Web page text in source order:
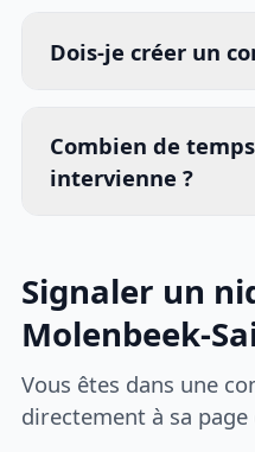
Dois-je créer un
Combien de
intervienne ?
Signaler un
Molenbeek-
Vous êtes dans une
directement à sa